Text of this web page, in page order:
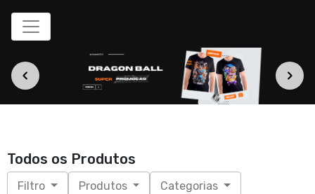
Todos os Produtos
Filtro Produtos Categorias